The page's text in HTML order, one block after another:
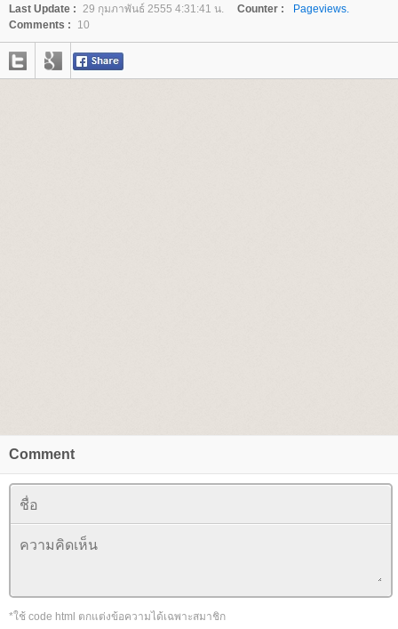
Last Update : 29 กุมภาพันธ์ 2555 4:31:41 น. Counter :
Pageviews.
Comments :
10
Comment
*ใช้ code html ตกแต่งข้อความได้เฉพาะสมาชิก